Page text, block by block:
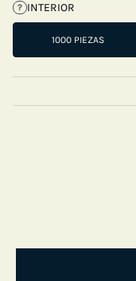
? INTERIOR
1000 PIEZAS